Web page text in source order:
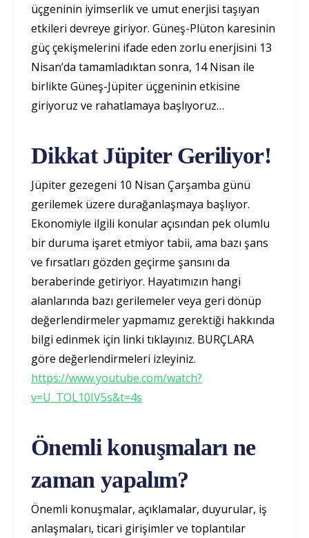
üçgeninin iyimserlik ve umut enerjisi taşıyan
etkileri devreye giriyor. Güneş-Plüton karesinin
güç çekişmelerini ifade eden zorlu enerjisini 13
Nisan’da tamamladıktan sonra, 14 Nisan ile
birlikte Güneş-Jüpiter üçgeninin etkisine
giriyoruz ve rahatlamaya başlıyoruz…
Dikkat Jüpiter Geriliyor!
Jüpiter gezegeni 10 Nisan Çarşamba günü
gerilemek üzere durağanlaşmaya başlıyor.
Ekonomiyle ilgili konular açısından pek olumlu
bir duruma işaret etmiyor tabii, ama bazı şans
ve fırsatları gözden geçirme şansını da
beraberinde getiriyor. Hayatımızın hangi
alanlarında bazı gerilemeler veya geri dönüp
değerlendirmeler yapmamız gerektiği hakkında
bilgi edinmek için linki tıklayınız. BURÇLARA
göre değerlendirmeleri izleyiniz.
https://www.youtube.com/watch?
v=U_TOL10IV5s&t=4s
Önemli konuşmaları ne
zaman yapalım?
Önemli konuşmalar, açıklamalar, duyurular, iş
anlaşmaları, ticari girişimler ve toplantılar